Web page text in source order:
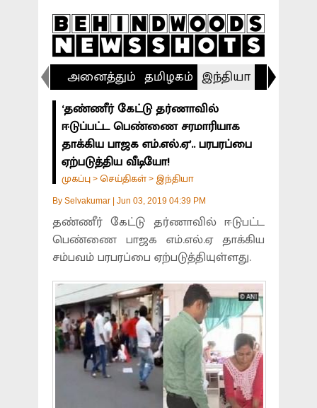
அனைத்தும் தமிழகம் இந்தியா
‘தண்ணீர் கேட்டு தர்ணாவில்
ஈடுப்பட்ட பெண்ணை சரமாரியாக
தாக்கிய பாஜக எம்.எல்.ஏ’.. பரபரப்பை
ஏற்படுத்திய வீடியோ!
முகப்பு > செய்திகள் > இந்தியா
By Selvakumar Jun 03, 2019 04:39 PM
தண்ணீர் கேட்டு தர்ணாவில் ஈடுபட்ட
பெண்ணை பாஜக எம்.எல்.ஏ தாக்கிய
சம்பவம் பரபரப்பை ஏற்படுத்தியுள்ளது.